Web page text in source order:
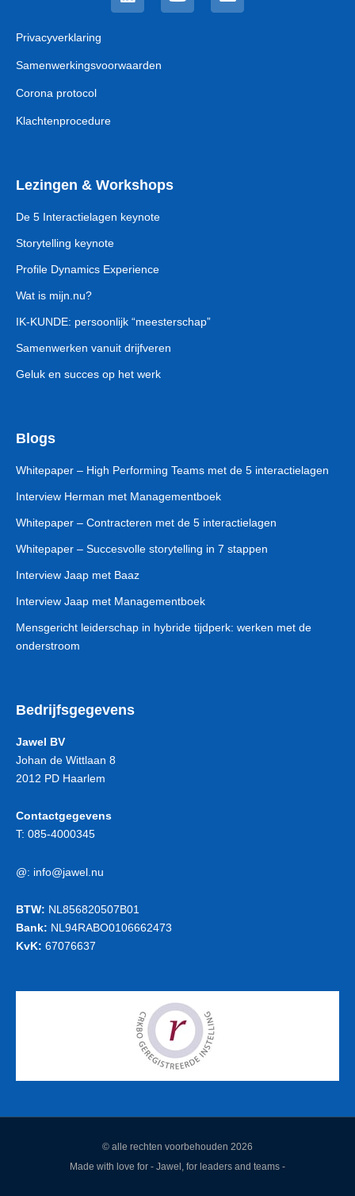
Privacyverklaring
Samenwerkingsvoorwaarden
Corona protocol
Klachtenprocedure
Lezingen & Workshops
De 5 Interactielagen keynote
Storytelling keynote
Profile Dynamics Experience
Wat is mijn.nu?
IK-KUNDE: persoonlijk “meesterschap”
Samenwerken vanuit drijfveren
Geluk en succes op het werk
Blogs
Whitepaper – High Performing Teams met de 5 interactielagen
Interview Herman met Managementboek
Whitepaper – Contracteren met de 5 interactielagen
Whitepaper – Succesvolle storytelling in 7 stappen
Interview Jaap met Baaz
Interview Jaap met Managementboek
Mensgericht leiderschap in hybride tijdperk: werken met de
onderstroom
Bedrijfsgegevens
Jawel BV
Johan de Wittlaan 8
2012 PD Haarlem
Contactgegevens
T: 085-4000345
@: info@jawel.nu
BTW: NL856820507B01
Bank: NL94RABO0106662473
KvK: 67076637
© alle rechten voorbehouden 2026
Made with love for - Jawel, for leaders and teams -